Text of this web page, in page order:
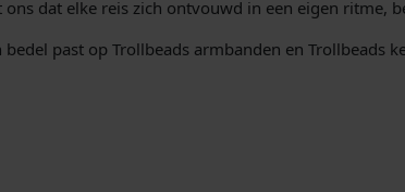
o
dat elke reis zich ontvouwd in een eigen ritme,
past op Trollbeads armbanden en Trollbeads